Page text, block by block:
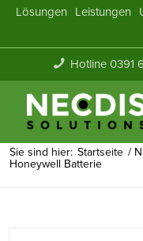
Lösungen Leistungen
Hotline 0391
Sie sind hier: Startseite /
Honeywell Batterie